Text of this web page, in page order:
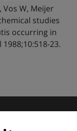
Vos W, Meijer
studies
occurring in
23.